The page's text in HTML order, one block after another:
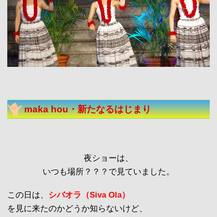
maka hou・新たなるはじまり
夜ショーは、
いつも場所？？？で見ていました。
この日は、 シバオラ
（Siva Ola）
を見に来たのかどうか知らないけど、